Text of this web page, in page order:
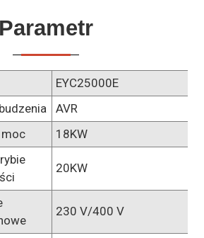
Parametr
EYC25000E
AVR
moc
18KW
20KW
230 V/400 V